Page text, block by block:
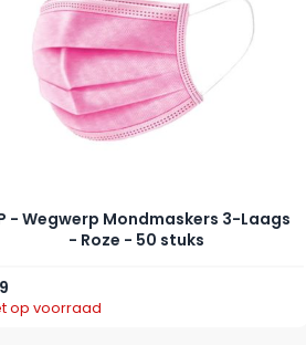
- Wegwerp Mondmaskers 3-Laags
- Roze - 50 stuks
op voorraad